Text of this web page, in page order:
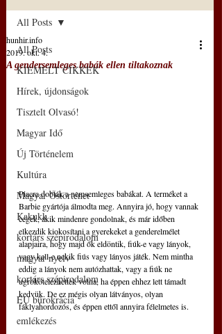
All Posts
KIEMELT CIKKEK
Hírek, újdonságok
Tisztelt Olvasó!
Magyar Idő
Új Történelem
Kultúra
Magyar Őstörténet
Kakukk
kortárs szépirodalom
magyar nyelv
kortárs szépirodalom
EU bürokrácia
emlékezés
All Posts
A gendersemleges babák ellen tiltakoznak
hunhir.info
2019. okt. 4.
Piacra dobták a nemsemleges babákat. A terméket a
Barbie gyártója álmodta meg. Annyira jó, hogy vannak
cégek, akik mindenre gondolnak, és már időben
elkezdik kiokosítani a gyerekeket a genderelmélet
alapjaira, hogy majd ők eldöntik, fiúk-e vagy lányok,
vagy kell-e nekik fiús vagy lányos játék. Nem mintha
eddig a lányok nem autózhattak, vagy a fiúk ne
ugrókötelezhettek volna, ha éppen ehhez lett támadt
kedvük. De ez mégis olyan látványos, olyan
fáklyahordozós, és éppen ettől annyira félelmetes is.